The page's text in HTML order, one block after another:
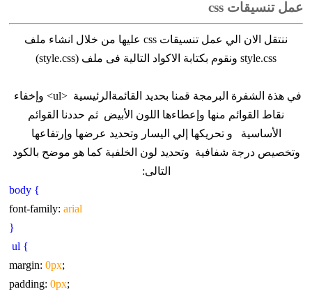
عمل تنسيقات css
ننتقل الان الي عمل تنسيقات css عليها من خلال انشاء ملف
style.css ونقوم بكتابة الاكواد التالية فى ملف (style.css)
في هذة الشفرة البرمجة قمنا بحديد القائمةالرئيسية <ul> وإخفاء
نقاط القوائم منها وإعطاءها اللون الأبيض ثم حددنا القوائم
الأساسية و تحريكها إلي اليسار وتحديد عرضها وإرتفاعها
وتخصيص درجة شفافية وتحديد لون الخلفية كما هو موضح بالكود
التالى:
}
body
font-family:arial
{
} ul
;margin:
0px
;padding:
0px